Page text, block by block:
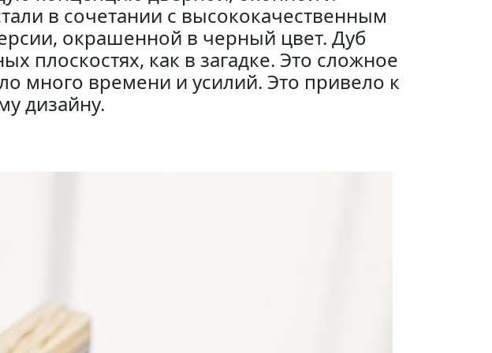
в сочетании с высококачественным
окрашенной в черный цвет. Дуб
плоскостях, как в загадке. Это сложное
много времени и усилий. Это привело к
дизайну.